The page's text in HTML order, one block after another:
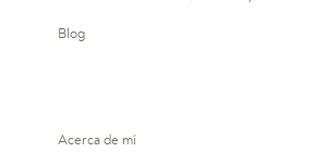
Blog
Acerca de mí